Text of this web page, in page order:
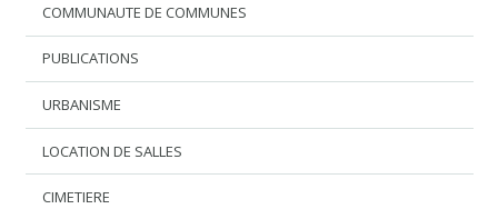
COMMUNAUTE DE COMMUNES
PUBLICATIONS
URBANISME
LOCATION DE SALLES
CIMETIERE